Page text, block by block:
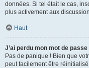
données. Si tel était le cas,
plus activement aux
Haut
J’ai perdu mon mot de passe
Pas de panique ! Bien que
peut facilement être